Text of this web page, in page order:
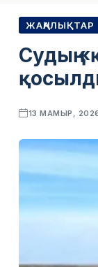
ЖАҢАЛЫҚТАР
Судың
13 МАМЫР,